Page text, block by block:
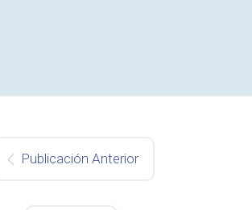
Publicación Anterior